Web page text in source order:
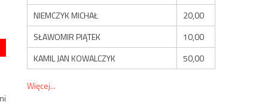
NIEMCZYK MICHAŁ
20,00
SŁAWOMIR PIĄTEK
10,00
KAMIL JAN KOWALCZYK
50,00
Więcej...